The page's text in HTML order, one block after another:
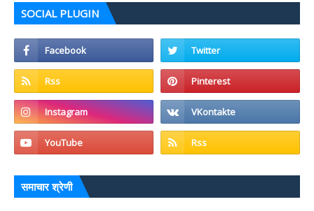
SOCIAL PLUGIN
समाचार श्रेणी